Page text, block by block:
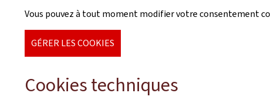
Vous pouvez à tout moment modifier votre consentement
GÉRER LES COOKIES
Cookies techniques